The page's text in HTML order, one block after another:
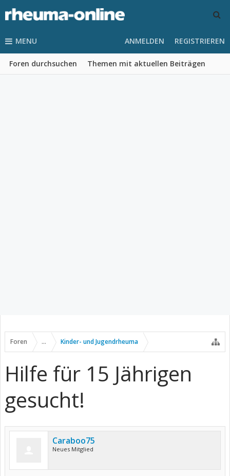
MENU
Foren durchsuchen Themen mit aktuellen Beiträgen
ANMELDEN REGISTRIEREN
Foren ... Kinder- und Jugendrheuma
Hilfe für 15 Jährigen
gesucht!
Caraboo75
Neues Mitglied